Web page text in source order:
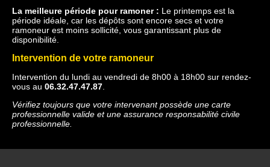
La meilleure période pour ramoner : Le printemps est la
période idéale, car les dépôts sont encore secs et votre
ramoneur est moins sollicité, vous garantissant plus de
disponibilité.
Intervention de votre ramoneur
Intervention du lundi au vendredi de 8h00 à 18h00 sur rendez-
vous au 06.32.47.47.87
Vérifiez toujours que votre intervenant possède une carte
professionnelle valide et une assurance responsabilité civile
professionnelle.